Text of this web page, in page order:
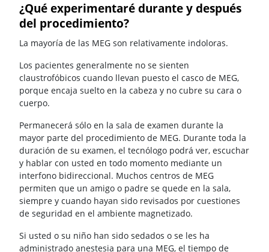
¿Qué experimentaré durante y después
del procedimiento?
La mayoría de las MEG son relativamente indoloras.
Los pacientes generalmente no se sienten
claustrofóbicos cuando llevan puesto el casco de MEG,
porque encaja suelto en la cabeza y no cubre su cara o
cuerpo.
Permanecerá sólo en la sala de examen durante la
mayor parte del procedimiento de MEG. Durante toda la
duración de su examen, el tecnólogo podrá ver, escuchar
y hablar con usted en todo momento mediante un
interfono bidireccional. Muchos centros de MEG
permiten que un amigo o padre se quede en la sala,
siempre y cuando hayan sido revisados por cuestiones
de seguridad en el ambiente magnetizado.
Si usted o su niño han sido sedados o se les ha
administrado anestesia para una MEG, el tiempo de